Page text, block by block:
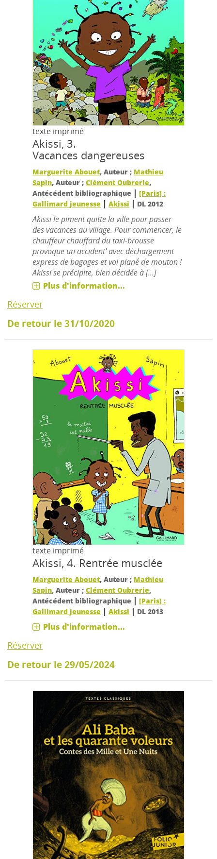
texte imprimé
Akissi, 3.
Vacances dangereuses
Marguerite Abouet, Auteur ; Mathieu
Sapin, Auteur ;Clément Oubrerie,
Antécédent bibliographique |[Paris] :
Gallimard jeunesse |Akissi | DL 2012
Akissi le piment quitte la ville pour passer
des vacances au village. Pour commencer, le
chauffeur chauffard du taxi-brousse
provoque un accident' avec déchargement
express de bagages et vol plané de mouton !
Akissi se précipite, bien décidée à [...]
Plus d'information...
Réserver
De retour le 31/10/2020
texte imprimé
Akissi, 4. Rentrée musclée
Marguerite Abouet, Auteur ; Mathieu
Sapin, Auteur ;Clément Oubrerie,
Antécédent bibliographique |[Paris] :
Gallimard jeunesse |Akissi | DL 2013
Plus d'information...
Réserver
De retour le 29/05/2024